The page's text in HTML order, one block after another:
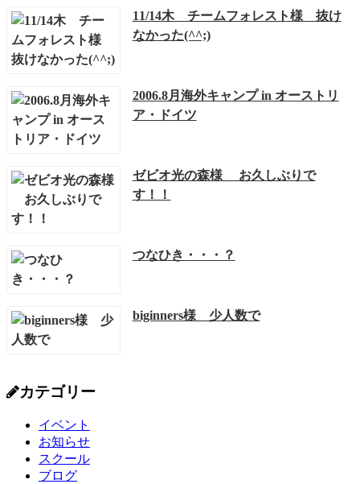
11/14木 チームフォレスト様 抜け
なかった(^^;)
2006.8月海外キャンプ in オーストリ
ア・ドイツ
ゼビオ光の森様 お久しぶりで
す！！
つなひき・・・？
biginners様 少人数で
カテゴリー
イベント
お知らせ
スクール
ブログ